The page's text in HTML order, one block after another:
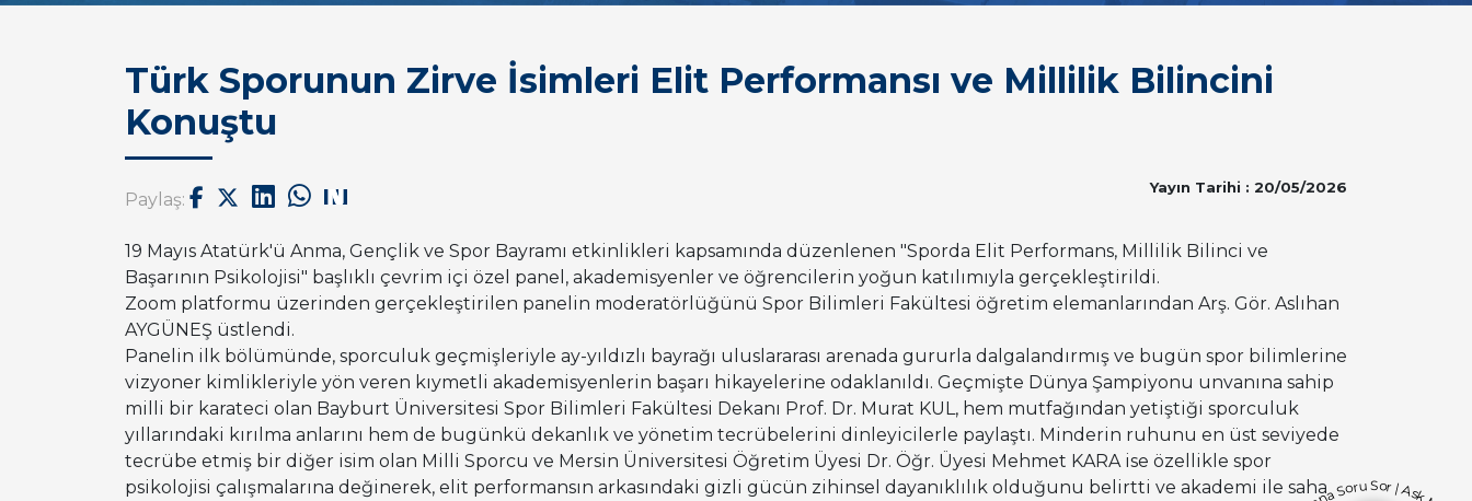
Türk Sporunun Zirve İsimleri Elit Performansı ve Millilik Bilincini
Konuştu
Paylaş:
Yayın Tarihi : 20/05/2026
19 Mayıs Atatürk'ü Anma, Gençlik ve Spor Bayramı etkinlikleri kapsamında düzenlenen "Sporda Elit Performans, Millilik Bilinci ve
Başarının Psikolojisi" başlıklı çevrim içi özel panel, akademisyenler ve öğrencilerin yoğun katılımıyla gerçekleştirildi.
Zoom platformu üzerinden gerçekleştirilen panelin moderatörlüğünü Spor Bilimleri Fakültesi öğretim elemanlarından Arş. Gör. Aslıhan
AYGÜNEŞ üstlendi.
Panelin ilk bölümünde, sporculuk geçmişleriyle ay-yıldızlı bayrağı uluslararası arenada gururla dalgalandırmış ve bugün spor bilimlerine
vizyoner kimlikleriyle yön veren kıymetli akademisyenlerin başarı hikayelerine odaklanıldı. Geçmişte Dünya Şampiyonu unvanına sahip
milli bir karateci olan Bayburt Üniversitesi Spor Bilimleri Fakültesi Dekanı Prof. Dr. Murat KUL, hem mutfağından yetiştiği sporculuk
yıllarındaki kırılma anlarını hem de bugünkü dekanlık ve yönetim tecrübelerini dinleyicilerle paylaştı. Minderin ruhunu en üst seviyede
tecrübe etmiş bir diğer isim olan Milli Sporcu ve Mersin Üniversitesi Öğretim Üyesi Dr. Öğr. Üyesi Mehmet KARA ise özellikle spor
psikolojisi çalışmalarına değinerek, elit performansın arkasındaki gizli gücün zihinsel dayanıklılık olduğunu belirtti ve akademi ile saha